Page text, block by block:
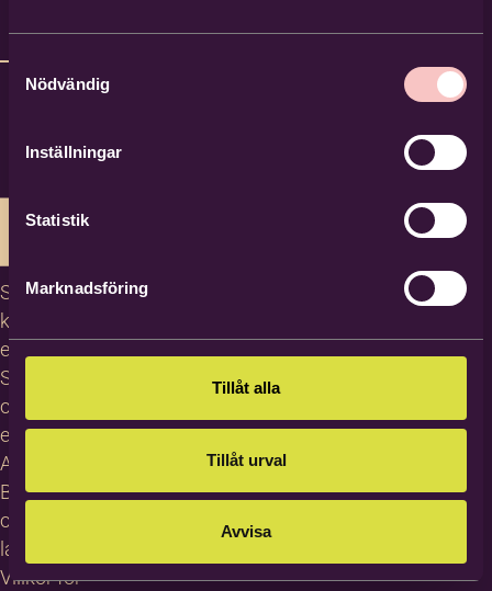
Samtyckesval
Nödvändig
Inställningar
Statistik
Marknadsföring
Tillåt alla
Tillåt urval
Avvisa
Studiecirklar,
kurser och
evenemang
Studiematerial
och
erbjudanden
About
Bilda in
other
languages
Villkor för